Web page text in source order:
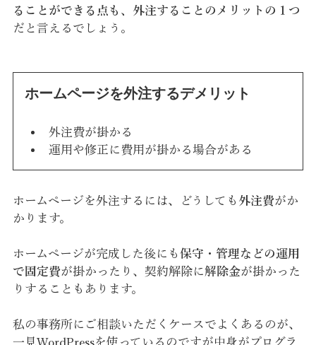
ることができる点も、外注することのメリットの１つ
だと言えるでしょう。
ホームページを外注するデメリット
外注費が掛かる
運用や修正に費用が掛かる場合がある
ホームページを外注するには、どうしても 外注費がか
かります。
ホームページが完成した後にも 保守・管理などの運用
で固定費が掛かったり、契約解除に解除金が掛かった
りすることもあります。
私の事務所にご相談いただくケースでよくあるのが、
一見WordPressを使っているのですが中身がプログラ